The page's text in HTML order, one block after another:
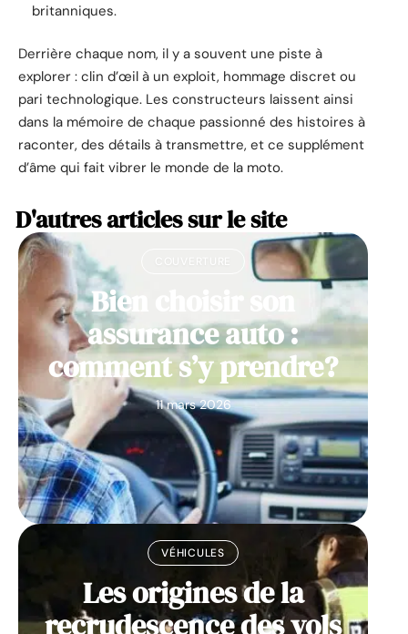
britanniques.
Derrière chaque nom, il y a souvent une piste à
explorer : clin d’œil à un exploit, hommage discret ou
pari technologique. Les constructeurs laissent ainsi
dans la mémoire de chaque passionné des histoires à
raconter, des détails à transmettre, et ce supplément
d’âme qui fait vibrer le monde de la moto.
D'autres articles sur le site
Bien choisir son
assurance auto :
comment s’y prendre?
11 mars 2026
VÉHICULES
Les origines de la